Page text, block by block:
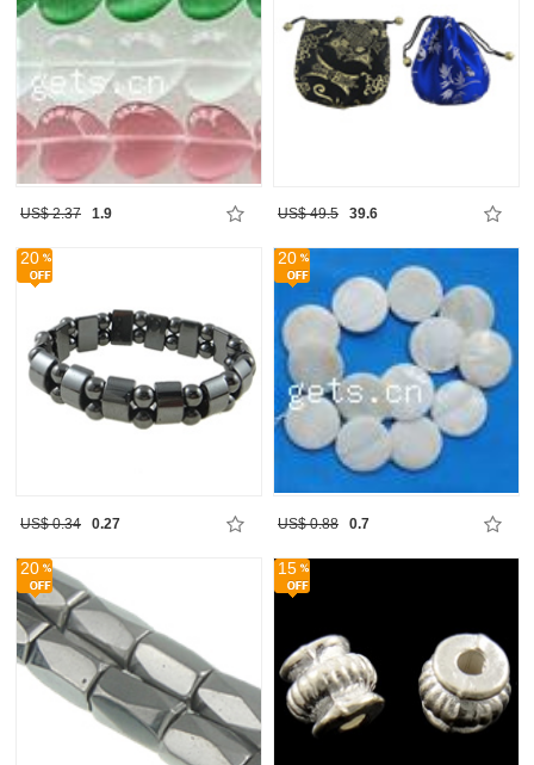
US$ 2.37 1.9 US$ 49.5 39.6
20
US$ 0.34 0.27
20
US$ 0.88 0.7
20 15